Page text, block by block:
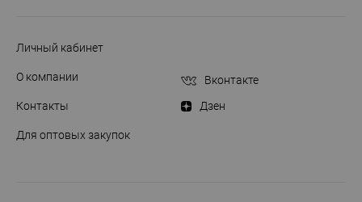
Личный кабинет
О компании
Контакты
Для оптовых закупок
Вконтакте
Дзен